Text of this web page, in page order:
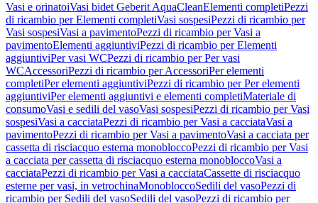
Vasi e orinatoiVasi bidet Geberit AquaCleanElementi completiPezzi
di ricambio per Elementi completiVasi sospesiPezzi di ricambio per
Vasi sospesiVasi a pavimentoPezzi di ricambio per Vasi a
pavimentoElementi aggiuntiviPezzi di ricambio per Elementi
aggiuntiviPer vasi WCPezzi di ricambio per Per vasi
WCAccessoriPezzi di ricambio per AccessoriPer elementi
completiPer elementi aggiuntiviPezzi di ricambio per Per elementi
aggiuntiviPer elementi aggiuntivi e elementi completiMateriale di
consumoVasi e sedili del vasoVasi sospesiPezzi di ricambio per Vasi
sospesiVasi a cacciataPezzi di ricambio per Vasi a cacciataVasi a
pavimentoPezzi di ricambio per Vasi a pavimentoVasi a cacciata per
cassetta di risciacquo esterna monobloccoPezzi di ricambio per Vasi
a cacciata per cassetta di risciacquo esterna monobloccoVasi a
cacciataPezzi di ricambio per Vasi a cacciataCassette di risciacquo
esterne per vasi, in vetrochinaMonobloccoSedili del vasoPezzi di
ricambio per Sedili del vasoSedili del vasoPezzi di ricambio per